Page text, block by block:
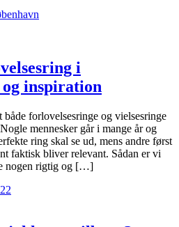
i
inspiration
forlovelsesringe og vielsesringe
mennesker går i mange år og
ring skal se ud, mens andre først
faktisk bliver relevant. Sådan er vi
nogen rigtig og […]